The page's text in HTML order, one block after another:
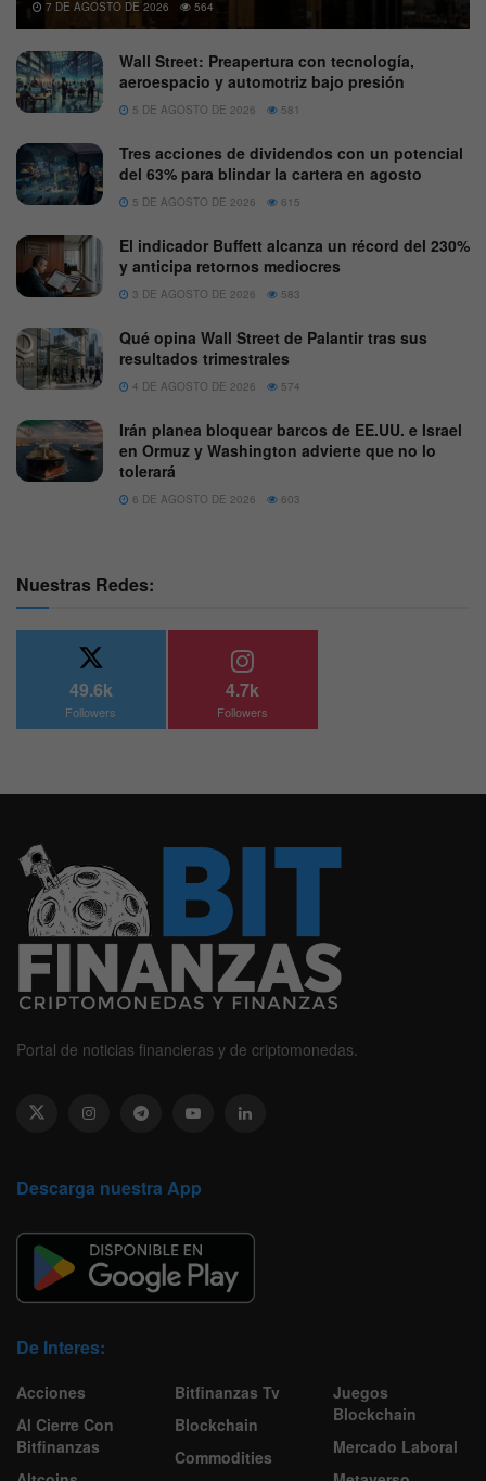
7 DE AGOSTO DE 2026 564
Wall Street: Preapertura con tecnología,
aeroespacio y automotriz bajo presión
5 DE AGOSTO DE 2026 581
Tres acciones de dividendos con un potencial
del 63% para blindar la cartera en agosto
5 DE AGOSTO DE 2026 615
El indicador Buffett alcanza un récord del 230%
y anticipa retornos mediocres
3 DE AGOSTO DE 2026 583
Qué opina Wall Street de Palantir tras sus
resultados trimestrales
4 DE AGOSTO DE 2026 574
Irán planea bloquear barcos de EE.UU. e Israel
en Ormuz y Washington advierte que no lo
tolerará
6 DE AGOSTO DE 2026 603
Nuestras Redes:
49.6k
Followers
4.7k
Followers
Portal de noticias financieras y de criptomonedas.
Descarga nuestra App
De Interes:
Acciones
Al Cierre Con
Bitfinanzas
Bitfinanzas Tv
Blockchain
Commodities
Juegos
Blockchain
Mercado Laboral